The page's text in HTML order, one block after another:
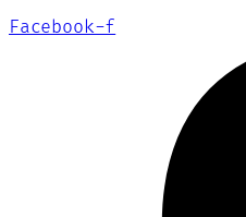
Facebook-f